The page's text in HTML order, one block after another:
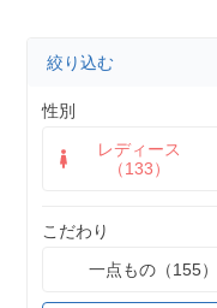
絞り込む
性別
レディース
（133）
こだわり
一点もの（155）